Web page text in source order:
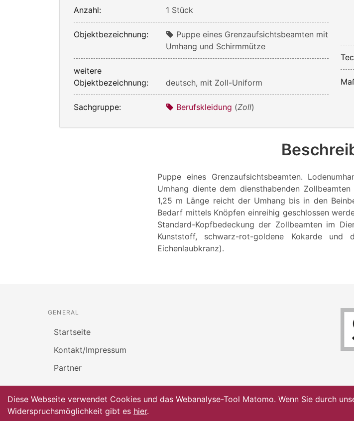
Anzahl: 1 Stück
Objektbezeichnung:
Puppe eines Grenzaufsichtsbeamten mit
Umhang und Schirmmütze
weitere
Objektbezeichnung:
deutsch, mit Zoll-Uniform
Sachgruppe: Berufskleidung (Zoll)
Puppe eines Grenzaufsichtsbeamten.
Umhang diente dem diensthabenden
1,25 m Länge reicht der Umhang bis in den
Bedarf mittels Knöpfen einreihig geschlossen
Standard-Kopfbedeckung der Zollbeamten im
Kunststoff, schwarz-rot-goldene Kokarde und
Eichenlaubkranz).
GENERAL
Startseite
Kontakt/Impressum
Partner
Diese Webseite verwendet Cookies und das Webanalyse-Tool Matomo. Wenn Sie durch
Widerspruchsmöglichkeit gibt es hier.